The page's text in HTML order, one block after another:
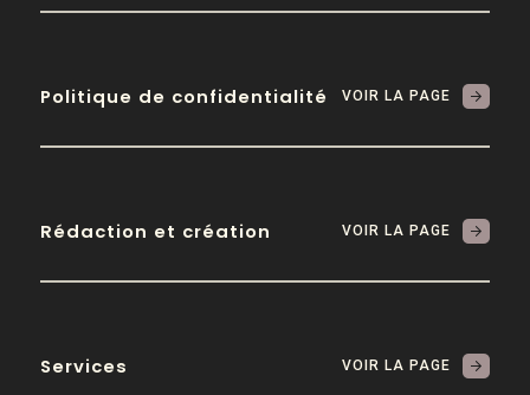
Politique de confidentialité VOIR LA PAGE
Rédaction et création VOIR LA PAGE
Services VOIR LA PAGE